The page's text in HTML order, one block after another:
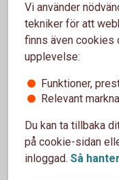
Hyresförvaltaren
allt yttre underhåll
av trapphus,
fattar alla beslut
Jämfört med
andelsägare
Vi använder
tekniker för att
finns även cookies
upplevelse:
Funktioner,
Relevant
Du kan ta tillbaka
på cookie-sidan
inloggad. Så